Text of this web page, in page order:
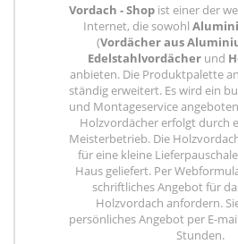
Vordach - Shop ist einer der
Internet, die sowohl
(Vordächer aus
Edelstahlvordächer und
anbieten. Die Produktpalette
ständig erweitert. Es wird ein
und Montageservice
Holzvordächer erfolgt durch
Meisterbetrieb. Die
für eine kleine
Haus geliefert. Per
schriftliches Angebot für
Holzvordach anfordern.
persönliches Angebot per E-
Stunden.